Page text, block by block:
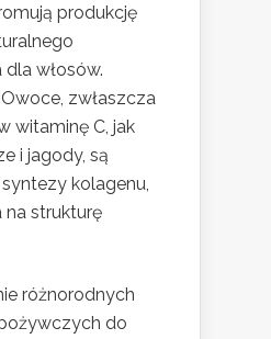
produkcję
włosów.
zwłaszcza
witaminę C, jak
i jagody, są
kolagenu,
na strukturę
różnorodnych
do